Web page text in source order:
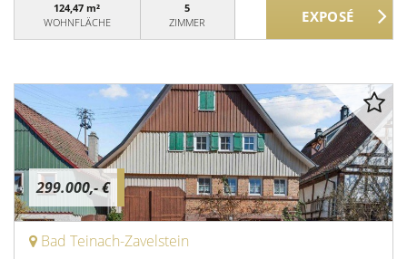
124,47 m²
WOHNFLÄCHE
5
ZIMMER
299.000,- €
Bad Teinach-Zavelstein